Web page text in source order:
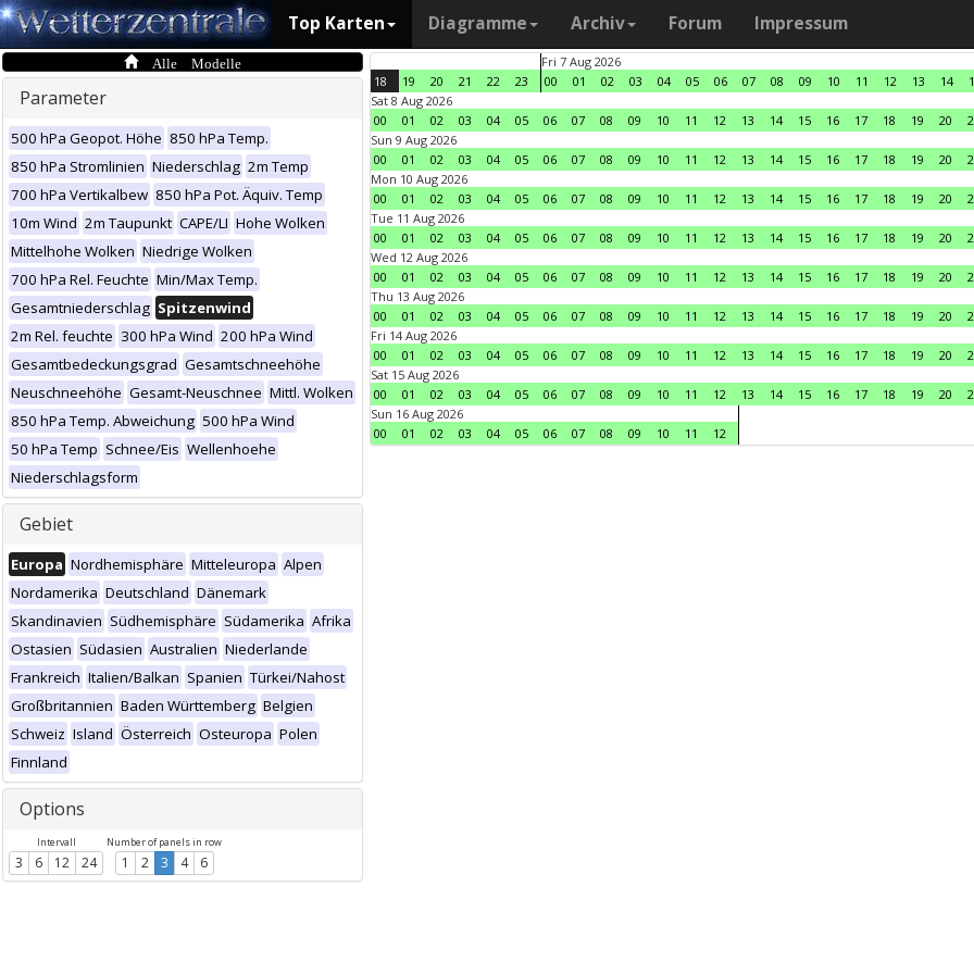
Top Karten Diagramme Archiv Forum Impressum
Alle Modelle
Parameter
500 hPa Geopot. Höhe 850 hPa Temp.
850 hPa Stromlinien Niederschlag 2m Temp
700 hPa Vertikalbew 850 hPa Pot. Äquiv. Temp
10m Wind 2m Taupunkt CAPE/LI Hohe Wolken
Mittelhohe Wolken Niedrige Wolken
700 hPa Rel. Feuchte Min/Max Temp.
Gesamtniederschlag Spitzenwind
2m Rel. feuchte 300 hPa Wind 200 hPa Wind
Gesamtbedeckungsgrad Gesamtschneehöhe
Neuschneehöhe Gesamt-Neuschnee Mittl. Wolken
850 hPa Temp. Abweichung 500 hPa Wind
50 hPa Temp Schnee/Eis Wellenhoehe
Niederschlagsform
Gebiet
Europa Nordhemisphäre Mitteleuropa Alpen
Nordamerika Deutschland Dänemark
Skandinavien Südhemisphäre Südamerika Afrika
Ostasien Südasien Australien Niederlande
Frankreich Italien/Balkan Spanien Türkei/Nahost
Großbritannien Baden Württemberg Belgien
Schweiz Island Österreich Osteuropa Polen
Finnland
Options
Intervall
3 6 12 24
Number of panels in row
1 2 3 4 6
18 19 20 21 22 23
Fri 7 Aug 2026
00
01 02 03 04 05 06 07 08 09 10 11 12 13 14
Sat 8 Aug 2026
00
01 02 03 04 05 06 07 08 09 10 11 12 13 14 15 16 17 18 19 20
Sun 9 Aug 2026
00
01 02 03 04 05 06 07 08 09 10 11 12 13 14 15 16 17 18 19 20
Mon 10 Aug 2026
00
01 02 03 04 05 06 07 08 09 10 11 12 13 14 15 16 17 18 19 20
Tue 11 Aug 2026
00
01 02 03 04 05 06 07 08 09 10 11 12 13 14 15 16 17 18 19 20
Wed 12 Aug 2026
00
01 02 03 04 05 06 07 08 09 10 11 12 13 14 15 16 17 18 19 20
Thu 13 Aug 2026
00
01 02 03 04 05 06 07 08 09 10 11 12 13 14 15 16 17 18 19 20
Fri 14 Aug 2026
00
01 02 03 04 05 06 07 08 09 10 11 12 13 14 15 16 17 18 19 20
Sat 15 Aug 2026
00
01 02 03 04 05 06 07 08 09 10 11 12 13 14 15 16 17 18 19 20
Sun 16 Aug 2026
00
01 02 03 04 05 06 07 08 09 10 11 12